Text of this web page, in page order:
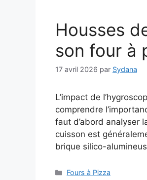
Housses
son four à
17 avril 2026 par Sydana
L’impact de
comprendre
faut d’abord analyser
cuisson est
brique silico-
Catégories
Fours à Pizza